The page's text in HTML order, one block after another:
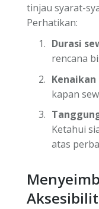
tinjau syarat-
Perhatikan:
Durasi
rencana
Kenaikan
kapan
Ketahui
atas